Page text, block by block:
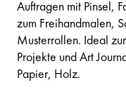
Auftragen mit Pinsel,
zum Freihandmalen,
Musterrollen. Ideal
Projekte und Art
Papier, Holz.